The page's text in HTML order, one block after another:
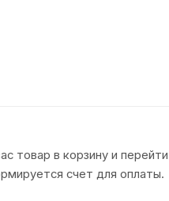
товар в корзину и
счет для оплаты.